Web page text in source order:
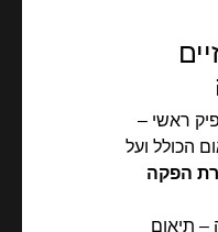
ראשי –
הכולל ועל
הפקה
– תיאום